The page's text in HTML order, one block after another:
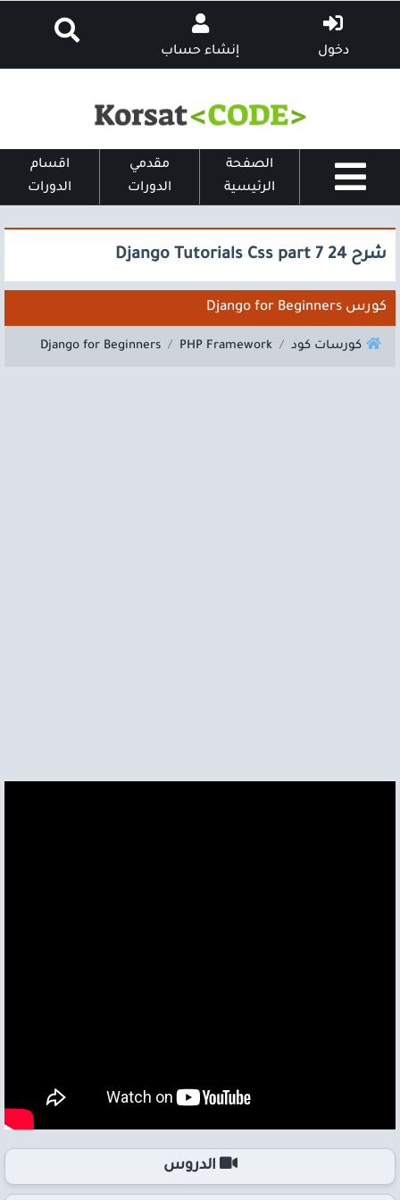
دخول إنشاء حساب
الصفحة
الرئيسية
مقدمي
الدورات
اقسام
الدورات
شرح 24 Django Tutorials Css part 7
كورس Django for Beginners
كورسات كود PHP Framework
Django for Beginners
الدروس